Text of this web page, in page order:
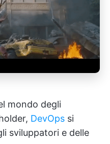
mondo degli
DevOps si
sviluppatori e delle